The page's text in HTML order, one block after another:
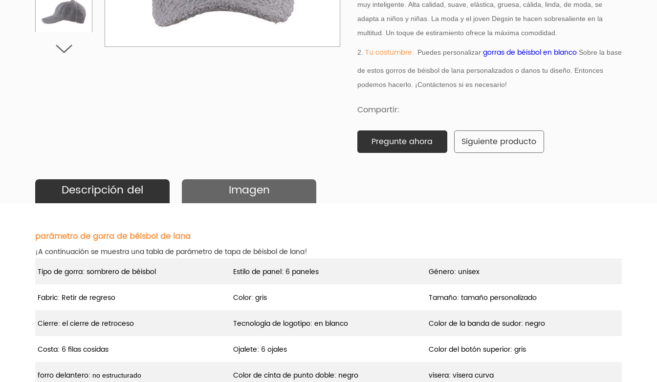
muy inteligente. Alta calidad, suave, elástica, gruesa, cálida, linda, de moda, se
adapta a niños y niñas. La moda y el joven Degsin te hacen sobresaliente en la
multitud. Un toque de estiramiento ofrece la máxima comodidad.
2. Tu costumbre: Puedes personalizar gorras de béisbol en blancoSobre la base
de estos gorros de béisbol de lana personalizados o danos tu diseño. Entonces
podemos hacerlo. ¡Contáctenos si es necesario!
Compartir:
Pregunte ahora Siguiente producto
Descripción del
Imagen
parámetro de gorra de béisbol de lana
¡A continuación se muestra una tabla de parámetro de tapa de béisbol de lana!
Tipo de gorra: sombrero de béisbol
Estilo de panel: 6 paneles Género: unisex
Fabric: Retir de regreso Color: gris Tamaño: tamaño personalizado
Cierre: el cierre de retroceso Tecnología de logotipo: en blanco Color de la banda de sudor: negro
Costa: 6 filas cosidas Ojalete: 6 ojales Color del botón superior: gris
forro delantero: no estructurado Color de cinta de punto doble: negro visera: visera curva